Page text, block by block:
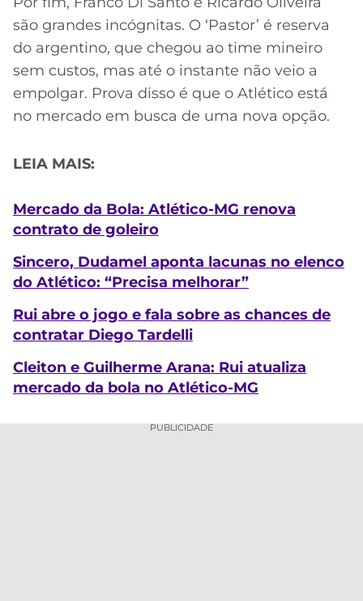
são grandes incógnitas. O ‘Pastor’ é reserva
do argentino, que chegou ao time mineiro
sem custos, mas até o instante não veio a
empolgar. Prova disso é que o Atlético está
no mercado em busca de uma nova opção.
LEIA MAIS:
Mercado da Bola: Atlético-MG renova
contrato de goleiro
Sincero, Dudamel aponta lacunas no elenco
do Atlético: “Precisa melhorar”
Rui abre o jogo e fala sobre as chances de
contratar Diego Tardelli
Cleiton e Guilherme Arana: Rui atualiza
mercado da bola no Atlético-MG
PUBLICIDADE